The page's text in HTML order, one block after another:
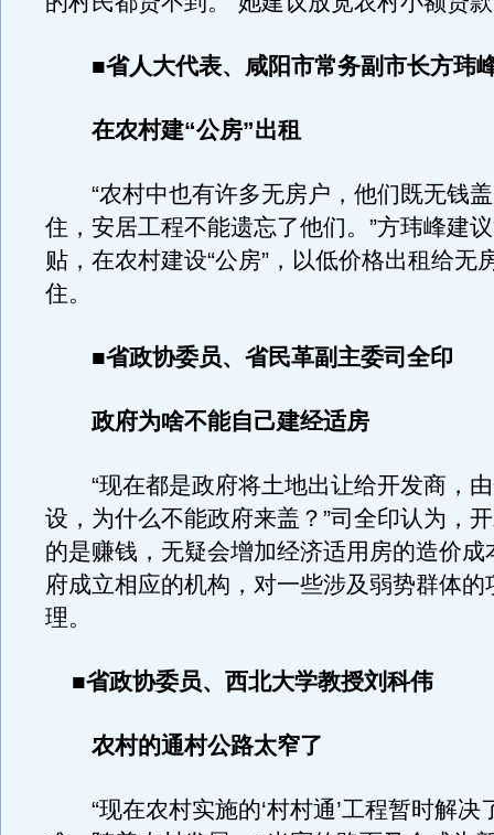
■省人大代表、咸阳市常务副市长方玮
在农村建“公房”出租
“农村中也有许多无房户，他们既无钱盖
住，安居工程不能遗忘了他们。”方玮峰建
贴，在农村建设“公房”，以低价格出租给无
住。
■省政协委员、省民革副主委司全印
政府为啥不能自己建经适房
“现在都是政府将土地出让给开发商，由
设，为什么不能政府来盖？”司全印认为，
的是赚钱，无疑会增加经济适用房的造价成
府成立相应的机构，对一些涉及弱势群体的
理。
■省政协委员、西北大学教授刘科伟
农村的通村公路太窄了
“现在农村实施的‘村村通’工程暂时解决